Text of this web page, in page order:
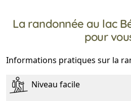
La randonnée au lac
pour
Informations pratiques sur la
Niveau facile